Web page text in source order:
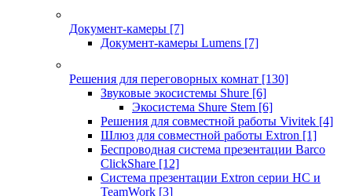
Документ-камеры [7]
Документ-камеры Lumens [7]
Решения для переговорных комнат [130]
Звуковые экосистемы Shure [6]
Экосистема Shure Stem [6]
Решения для совместной работы Vivitek [4]
Шлюз для совместной работы Extron [1]
Беспроводная система презентации Barco
ClickShare [12]
Система презентации Extron серии HC и
TeamWork [3]